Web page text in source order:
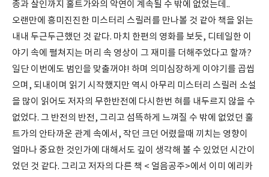
종과 살인까지 훌트가와의 악연이 계속될 수 밖에 없었는데..
오랜만에 흥미진진한 미스터리 스릴러를 만나볼 것 같아 책을 읽는
내내 두근두근했던 것 같다. 마치 한편의 영화를 보듯, 디테일한 이
야기 속에 펼쳐지는 머리 속 영상이 그 재미를 더해주었다고 할까?
일단 이번에도 범인을 맞출꺼야! 하며 의미심장하게 이야기를 곱씹
으며, 되내이며 읽기 시작했지만 역시 아무리 미스터리 스릴러 소설
을 많이 읽어도 저자의 무한반전에 다시한번 혀를 내두르지 않을 수
없었다. 그 반전의 반전, 그리고 섬뜩하게 느껴질 수 밖에 없었던 훌
트가의 안타까운 관계 속에서, 작던 크던 어렸을때 끼치는 영향이
얼마나 중요한 것인가에 대해서도 깊이 생각해 볼 수 있었던 시간이
었던 것 같다. 그리고 저자의 다른 책 < 얼음공주>에서 이미 에리카